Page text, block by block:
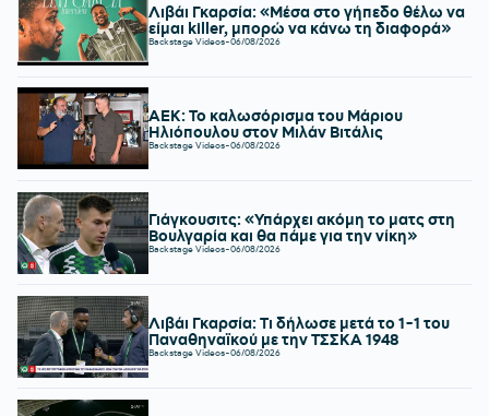
Λιβάι Γκαρσία: «Μέσα στο γήπεδο θέλω να
είμαι killer, μπορώ να κάνω τη διαφορά»
Backstage Videos-06/08/2026
ΑΕΚ: Το καλωσόρισμα του Μάριου
Ηλιόπουλου στον Μιλάν Βιτάλις
Backstage Videos-06/08/2026
Γιάγκουσιτς: «Υπάρχει ακόμη το ματς στη
Βουλγαρία και θα πάμε για την νίκη»
Backstage Videos-06/08/2026
Λιβάι Γκαρσία: Τι δήλωσε μετά το 1-1 του
Παναθηναϊκού με την ΤΣΣΚΑ 1948
Backstage Videos-06/08/2026